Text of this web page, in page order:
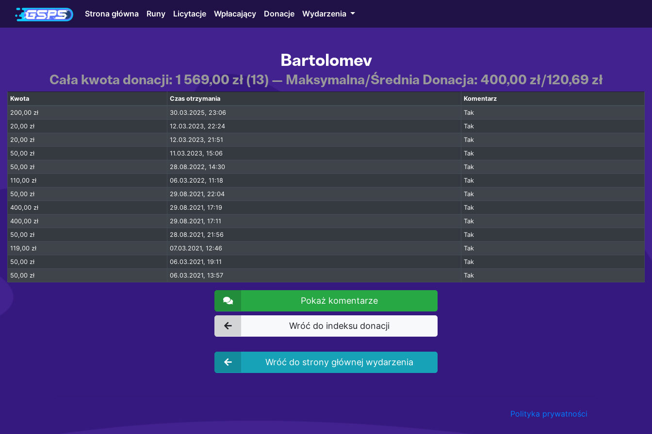
Strona główna Runy Licytacje Wpłacający Donacje Wydarzenia
Bartolomev
Cała kwota donacji: 1 569,00 zł (13) — Maksymalna/Średnia Donacja: 400,00 zł/120,69 zł
Kwota Czas otrzymania
Komentarz
200,00 zł
30.03.2025, 23:06
Tak
20,00 zł
12.03.2023, 22:24
Tak
20,00 zł
12.03.2023, 21:51
Tak
50,00 zł
11.03.2023, 15:06
Tak
50,00 zł
28.08.2022, 14:30
Tak
110,00 zł
06.03.2022, 11:18
Tak
50,00 zł
29.08.2021, 22:04
Tak
400,00 zł
29.08.2021, 17:19
Tak
400,00 zł
29.08.2021, 17:11
Tak
50,00 zł
28.08.2021, 21:56
Tak
119,00 zł
07.03.2021, 12:46
Tak
50,00 zł
06.03.2021, 19:11
Tak
50,00 zł
06.03.2021, 13:57 Tak
Pokaż komentarze
Wróć do indeksu donacji
Wróć do strony głównej wydarzenia
Polityka prywatności